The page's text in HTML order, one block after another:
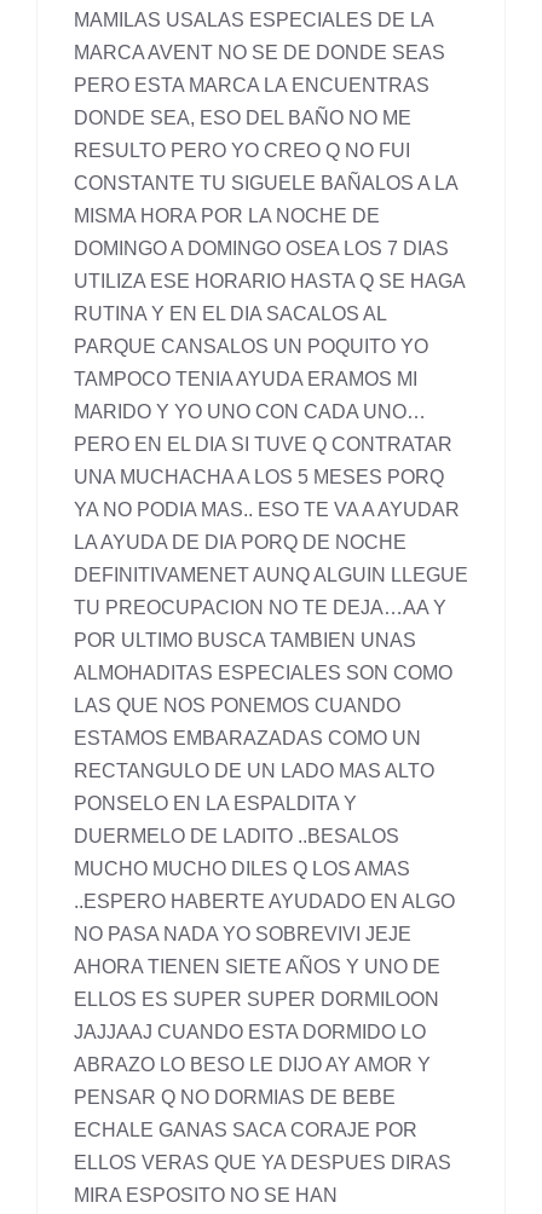
MAMILAS USALAS ESPECIALES DE LA
MARCA AVENT NO SE DE DONDE SEAS
PERO ESTA MARCA LA ENCUENTRAS
DONDE SEA, ESO DEL BAÑO NO ME
RESULTO PERO YO CREO Q NO FUI
CONSTANTE TU SIGUELE BAÑALOS A LA
MISMA HORA POR LA NOCHE DE
DOMINGO A DOMINGO OSEA LOS 7 DIAS
UTILIZA ESE HORARIO HASTA Q SE HAGA
RUTINA Y EN EL DIA SACALOS AL
PARQUE CANSALOS UN POQUITO YO
TAMPOCO TENIA AYUDA ERAMOS MI
MARIDO Y YO UNO CON CADA UNO…
PERO EN EL DIA SI TUVE Q CONTRATAR
UNA MUCHACHA A LOS 5 MESES PORQ
YA NO PODIA MAS.. ESO TE VA A AYUDAR
LA AYUDA DE DIA PORQ DE NOCHE
DEFINITIVAMENET AUNQ ALGUIN LLEGUE
TU PREOCUPACION NO TE DEJA…AA Y
POR ULTIMO BUSCA TAMBIEN UNAS
ALMOHADITAS ESPECIALES SON COMO
LAS QUE NOS PONEMOS CUANDO
ESTAMOS EMBARAZADAS COMO UN
RECTANGULO DE UN LADO MAS ALTO
PONSELO EN LA ESPALDITA Y
DUERMELO DE LADITO ..BESALOS
MUCHO MUCHO DILES Q LOS AMAS
..ESPERO HABERTE AYUDADO EN ALGO
NO PASA NADA YO SOBREVIVI JEJE
AHORA TIENEN SIETE AÑOS Y UNO DE
ELLOS ES SUPER SUPER DORMILOON
JAJJAAJ CUANDO ESTA DORMIDO LO
ABRAZO LO BESO LE DIJO AY AMOR Y
PENSAR Q NO DORMIAS DE BEBE
ECHALE GANAS SACA CORAJE POR
ELLOS VERAS QUE YA DESPUES DIRAS
MIRA ESPOSITO NO SE HAN